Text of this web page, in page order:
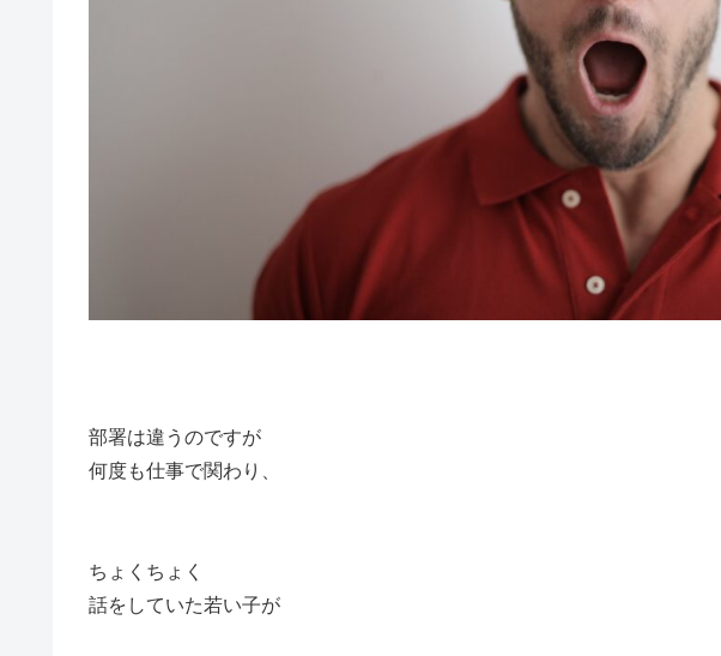
部署は違うのですが
何度も仕事で関わり、
ちょくちょく
話をしていた若い子が